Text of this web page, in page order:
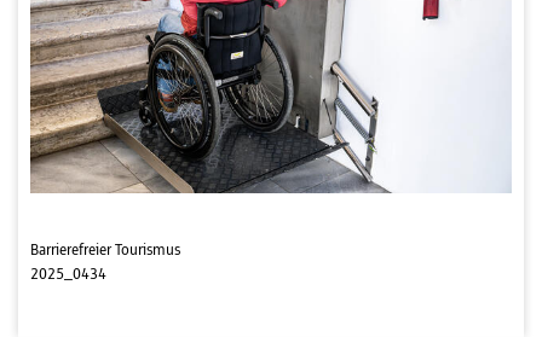
Barrierefreier Tourismus
2025_0434